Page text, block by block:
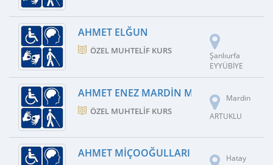
AHMET ELĞUN
ÖZEL MUHTELIF KURS
Şanlıurfa
EYYÜBİYE
AHMET ENEZ MARDIN MESLEKI
ÖZEL MUHTELIF KURS
Mardin
ARTUKLU
AHMET MIÇOOĞULLARI YABANCI DIL
Hatay